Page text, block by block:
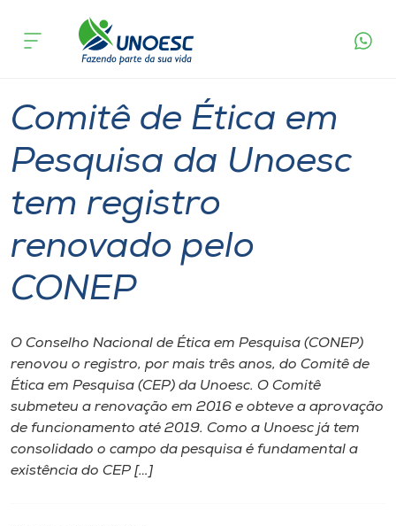
Cursos
Pesquisa
Atendimento ao Estudante
Portal de Ensino
Internacionalização
I.nova
acontece
Comitê de Ética em
Pesquisa da Unoesc
tem registro
renovado pelo
CONEP
O Conselho Nacional de Ética em Pesquisa (CONEP)
renovou o registro, por mais três anos, do Comitê de
Ética em Pesquisa (CEP) da Unoesc. O Comitê
submeteu a renovação em 2016 e obteve a aprovação
de funcionamento até 2019. Como a Unoesc já tem
consolidado o campo da pesquisa é fundamental a
existência do CEP […]